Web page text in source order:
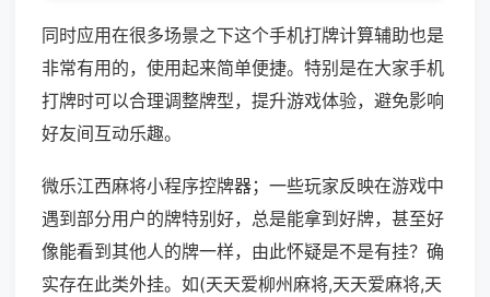
同时应用在很多场景之下这个手机打牌计算辅助也是
非常有用的，使用起来简单便捷。特别是在大家手机
打牌时可以合理调整牌型，提升游戏体验，避免影响
好友间互动乐趣。
微乐江西麻将小程序控牌器；一些玩家反映在游戏中
遇到部分用户的牌特别好，总是能拿到好牌，甚至好
像能看到其他人的牌一样，由此怀疑是不是有挂？确
实存在此类外挂。如(天天爱柳州麻将,天天爱麻将,天